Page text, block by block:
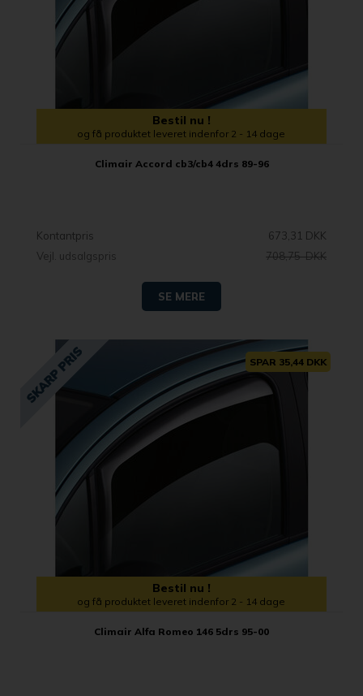
Bestil nu !
og få produktet leveret indenfor 2 - 14 dage
Climair Accord cb3/cb4 4drs 89-96
Kontantpris
673,31 DKK
Vejl. udsalgspris
708,75 DKK
SE MERE
SPAR 35,44 DKK
Bestil nu !
og få produktet leveret indenfor 2 - 14 dage
Climair Alfa Romeo 146 5drs 95-00